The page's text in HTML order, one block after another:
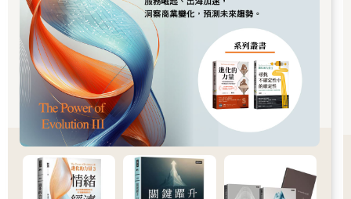
這是因為肥胖的人受到外部信號的影響大於從自己身體裡發出的
信號，導致他們對快樂的控制能力下降，因此減肥的失敗率很
高。
有錢人不會在賭博上孤注一擲。讓賭博成癮者感到幸福的並不是
贏錢，而是那一瞬間的享樂本能。許多投資者明明知道不能做，
卻還是沉迷於賭博或短期交易，這也是因為他們無法抵擋刺激和
快感。我曾經採訪過每天實際坐在證券公司裡解決兩餐的人，他
對我說：
「我沒辦法忍住想要交易的本能，在夢裡也總是出現股市走勢
圖，只要一天不交易，我就會不安到快要發瘋。」
綜上所述，減肥成功的人可以說已經具備成為有錢人的必要條